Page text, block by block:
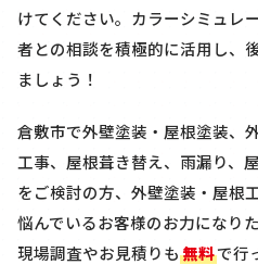
けてください。カラーシミュレ
者との相談を積極的に活用し、
ましょう！
倉敷市で外壁塗装・屋根塗装、
工事、屋根葺き替え、雨漏り、
をご検討の方、外壁塗装・屋根
悩んでいるお客様のお力になり
現場調査やお見積りも無料で行